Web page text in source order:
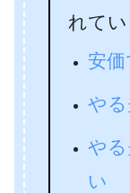
れてい
安価
や
や
い